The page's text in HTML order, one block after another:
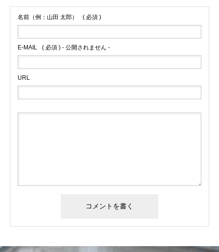
名前（例：山田 太郎） ( 必須 )
E-MAIL ( 必須 ) - 公開されません -
URL